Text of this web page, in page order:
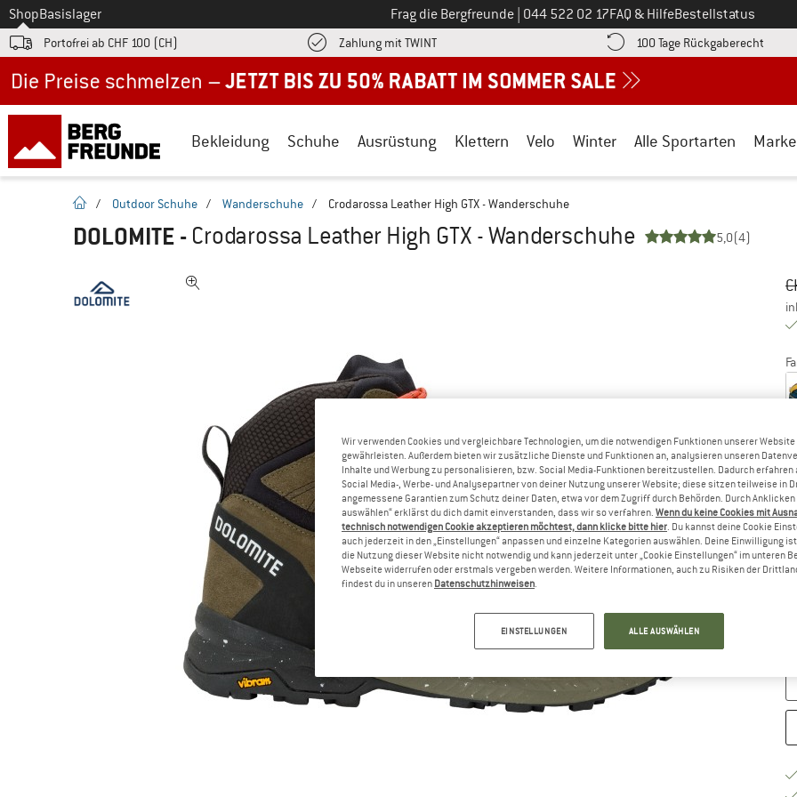
Zum
ShopBasislager Frag die Bergfreunde Ruf uns an unter
044 522 02 17FAQ & HilfeBestellstatus
Portofrei ab CHF 100 (CH) Zahlung mit TWINTFinde die Zahlungs-Infos hier! Öffnet sich in einer Infobox
100 Tage Rückgaberecht
Bekleidung Schuhe Ausrüstung Klettern Velo Winter Alle Sportarten
Startseite
/ Outdoor Schuhe / Wanderschuhe / Crodarossa Leather High GTX - Wanderschuhe
DOLOMITE - Crodarossa Leather High GTX - Wanderschuhe 5,0(4)
Wir verwenden Cookies und vergleichbare Technologien, um die notwendigen Funktionen unserer Website
gewährleisten. Außerdem bieten wir zusätzliche Dienste und Funktionen an, analysieren unseren
Inhalte und Werbung zu personalisieren, bzw. Social Media-Funktionen bereitzustellen. Dadurch erfahren
Social Media-, Werbe- und Analysepartner von deiner Nutzung unserer Website; diese sitzen teilweise in
angemessene Garantien zum Schutz deiner Daten, etwa vor dem Zugriff durch Behörden. Durch Anklicken
auswählen“ erklärst du dich damit einverstanden, dass wir so verfahren. Wenn du keine Cookies mit
technisch notwendigen Cookie akzeptieren möchtest, dann klicke bitte hier. Du kannst deine Cookie
auch jederzeit in den „Einstellungen“ anpassen und einzelne Kategorien auswählen. Deine Einwilligung
die Nutzung dieser Website nicht notwendig und kann jederzeit unter „Cookie Einstellungen“ im unteren
Webseite widerrufen oder erstmals vergeben werden. Weitere Informationen, auch zu Risiken der
findest du in unseren Datenschutzhinweisen.
EINSTELLUNGEN ALLE AUSWÄHLEN